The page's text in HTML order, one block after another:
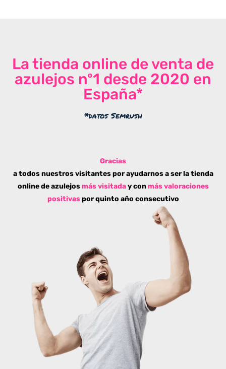
La tienda online de venta de
azulejos nº1 desde 2020 en
España*
*datos Semrush
Gracias
a todos nuestros visitantes por ayudarnos a ser la tienda
online de azulejos más visitaday conmás valoraciones
positivaspor quinto año consecutivo